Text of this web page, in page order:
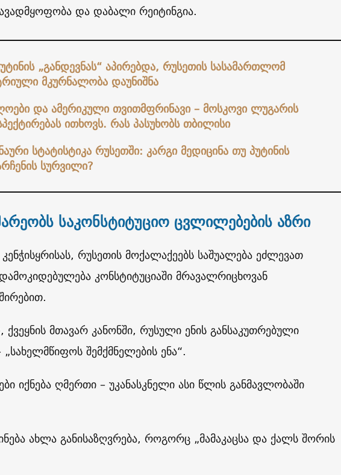
და დაბალი რეიტინგია.
„განდევნას“ აპირებდა, რუსეთის სასამართლომ
მკურნალობა დაუნიშნა
და ამერიკული თვითმფრინავი – მოსკოვი ლუგარის
ითხოვს. რას პასუხობს თბილისი
სტატისტიკა რუსეთში: კარგი მედიცინა თუ პუტინის
სურვილი?
საკონსტიტუციო ცვლილებების აზრი
რუსეთის მოქალაქეებს საშუალება ეძლევათ
კონსტიტუციაში მრავალრიცხოვან
მთავარ კანონში, რუსული ენის განსაკუთრებული
შემქმნელების ენა“.
იქნება ღმერთი – უკანასკნელი ასი წლის განმავლობაში
ახლა განისაზღვრება, როგორც „მამაკაცსა და ქალს შორის